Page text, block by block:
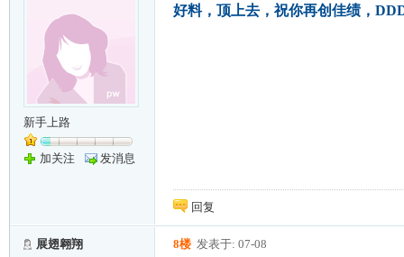
新手上路
加关注 发消息
好料，顶上去，祝你再创佳绩，
回复
展翅翱翔 8楼 发表于: 07-08